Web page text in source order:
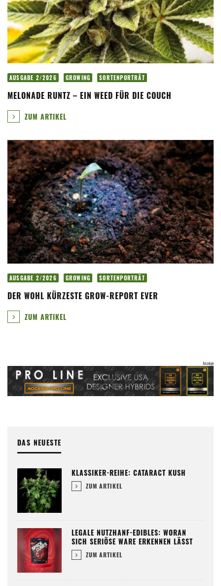
AUSGABE 2/2026 GROWING SORTENPORTRÄT
MELONADE RUNTZ – EIN WEED FÜR DIE COUCH
ZUM ARTIKEL
AUSGABE 2/2026 GROWING SORTENPORTRÄT
DER WOHL KÜRZESTE GROW-REPORT EVER
ZUM ARTIKEL
DAS NEUESTE
KLASSIKER-REIHE: CATARACT KUSH
ZUM ARTIKEL
LEGALE NUTZHANF-EDIBLES: WORAN
SICH SERIÖSE WARE ERKENNEN LÄSST
ZUM ARTIKEL